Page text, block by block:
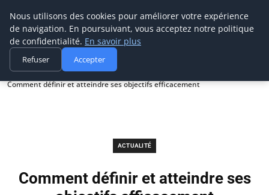
Prospection Pro
Accueil
Actualité
Comment définir et atteindre ses objectifs efficacement
ACTUALITÉ
Comment définir et atteindre ses
Nous utilisons des cookies pour améliorer votre expérience
de navigation. En poursuivant, vous acceptez notre politique
de confidentialité. En savoir plus
Refuser Accepter